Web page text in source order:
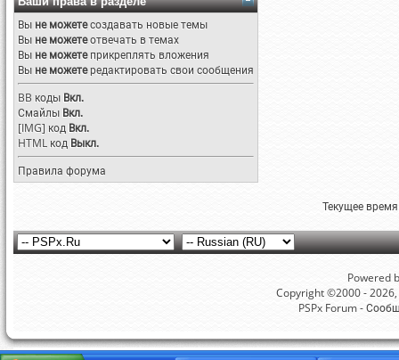
Вы не можетесоздавать новые темы
Вы не можетеотвечать в темах
Вы не можетеприкреплять вложения
Вы не можетередактировать свои сообщения
BB коды Вкл.
Смайлы Вкл.
[IMG] код Вкл.
HTML код Выкл.
Правила форума
Текущее
Powered
Copyright ©2000 -
PSPx Forum -